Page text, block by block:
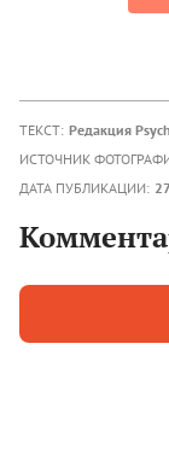
ТЕКСТ: Редакция
ИСТОЧНИК
ДАТА ПУБЛИКАЦИИ: